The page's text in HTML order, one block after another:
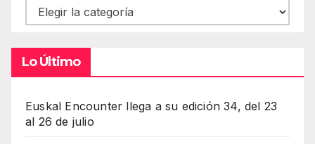
Contenidos
Lo Último
Euskal Encounter llega a su edición 34, del 23
al 26 de julio